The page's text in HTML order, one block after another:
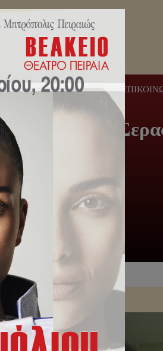
ΤΎΠΟΥ ΕΚΔΗΛΏΣΕΙΣ
Πειραιώς
Χαριτάτο